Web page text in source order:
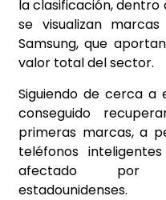
la clasificación,
se visualizan
Samsung, que
valor total del sector.
Siguiendo de cerca a
conseguido
primeras marcas, a
teléfonos
afectado por
estadounidenses.